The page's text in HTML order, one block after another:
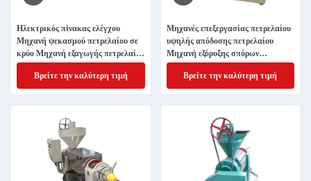
Ηλεκτρικός πίνακας ελέγχου
Μηχανή ψεκασμού πετρελαίου σε
κρύο Μηχανή εξαγωγής πετρελαίου
από σπόρους βαμβακιού
Βρείτε την καλύτερη τιμή
Μηχανές επεξεργασίας πετρελαίου
υψηλής απόδοσης πετρελαίου
Μηχανή εξόρυξης σπόρων
πετρελαίου χαμηλό ποσοστό
υπολειμμάτων πετρελαίου
Βρείτε την καλύτερη τιμή